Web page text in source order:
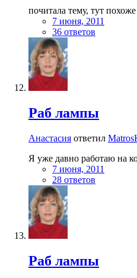
почитала тему, тут
7 июня, 2011
36 ответов
Раб лампы
Анастасия ответил
Я уже давно работаю на
7 июня, 2011
28 ответов
Раб лампы